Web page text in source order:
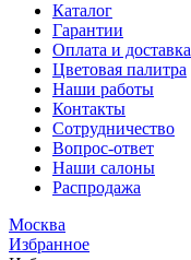
Каталог
Гарантии
Оплата и доставка
Цветовая палитра
Наши работы
Контакты
Сотрудничество
Вопрос-ответ
Наши салоны
Распродажа
Москва
Избранное